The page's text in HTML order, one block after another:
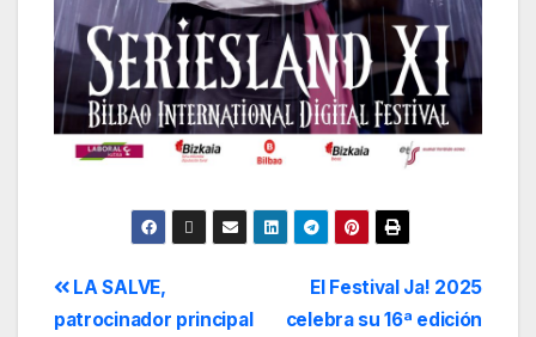
El Festival Ja! 2025
celebra su 16ª edición
LA SALVE,
patrocinador principal